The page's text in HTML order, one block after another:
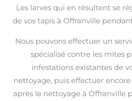
Les larves qui en résultent se
de vos tapis à Offranville
Nous pouvons effectuer un
spécialisé contre les mites
infestations existantes de
nettoyage, puis effectuer
après le nettoyage à Offranville